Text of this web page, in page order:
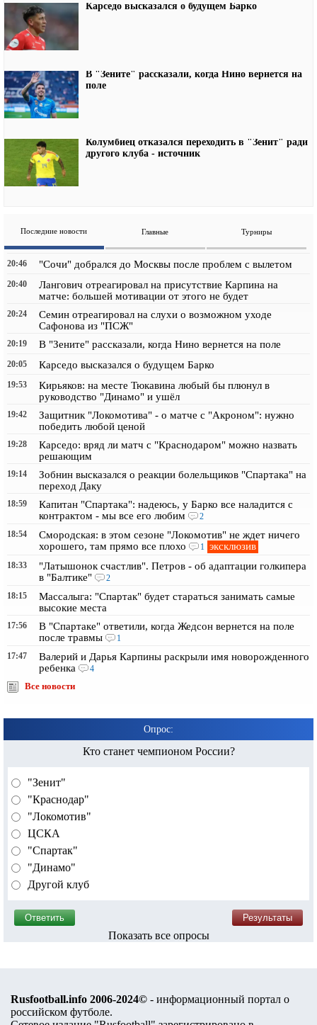
Карседо высказался о будущем Барко
В "Зените" рассказали, когда Нино вернется на
поле
Колумбиец отказался переходить в "Зенит" ради
другого клуба - источник
Последние новости Главные Турниры
20:46 "Сочи" добрался до Москвы после проблем с вылетом
20:40
Лангович отреагировал на присутствие Карпина на
матче: большей мотивации от этого не будет
20:24
Семин отреагировал на слухи о возможном уходе
Сафонова из "ПСЖ"
20:19 В "Зените" рассказали, когда Нино вернется на поле
20:05 Карседо высказался о будущем Барко
19:53
Кирьяков: на месте Тюкавина любый бы плюнул в
руководство "Динамо" и ушёл
19:42
Защитник "Локомотива" - о матче с "Акроном": нужно
победить любой ценой
19:28
Карседо: вряд ли матч с "Краснодаром" можно назвать
решающим
19:14
Зобнин высказался о реакции болельщиков "Спартака" на
переход Даку
18:59
Капитан "Спартака": надеюсь, у Барко все наладится с
контрактом - мы все его любим
2
18:54
Смородская: в этом сезоне "Локомотив" не ждет ничего
хорошего, там прямо все плохо
1 эксклюзив
18:33
"Латышонок счастлив". Петров - об адаптации голкипера
в "Балтике"
2
18:15
Массалыга: "Спартак" будет стараться занимать самые
высокие места
17:56
В "Спартаке" ответили, когда Жедсон вернется на поле
после травмы
1
17:47
Валерий и Дарья Карпины раскрыли имя новорожденного
ребенка
4
Все новости
Опрос:
Кто станет чемпионом России?
"Зенит"
"Краснодар"
"Локомотив"
ЦСКА
"Спартак"
"Динамо"
Другой клуб
Показать все опросы
Rusfootball.info 2006-2024© - информационный портал о
российском футболе.